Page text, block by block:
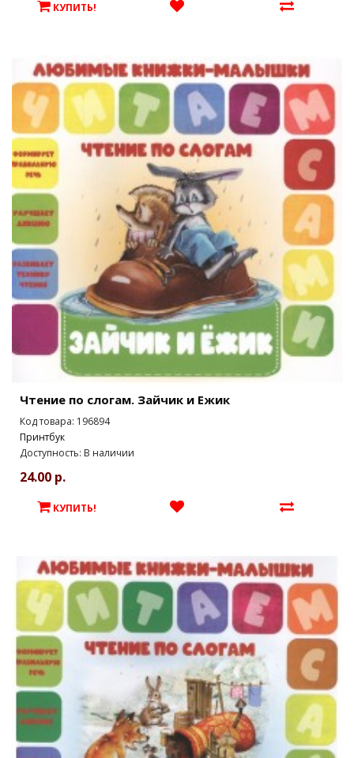
КУПИТЬ!
Чтение по слогам. Зайчик и Ежик
Код товара: 196894
Принтбук
Доступность: В наличии
24.00 р.
КУПИТЬ!